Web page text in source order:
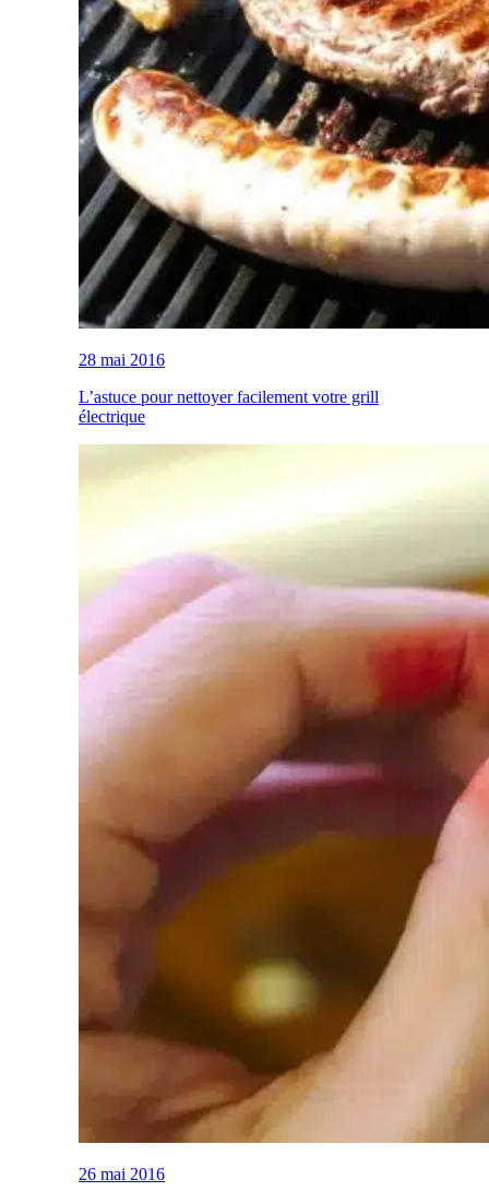
28 mai 2016
L’astuce pour nettoyer facilement votre grill
électrique
26 mai 2016